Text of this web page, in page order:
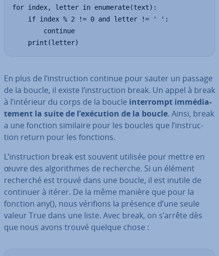
for index, letter in enumerate(text):
    if index % 2 != 0 and letter != ' ':
        continue
    print(letter)
En plus de l’ins­truc­tion continue pour sauter un passage
de la boucle, il existe l’ins­truc­tion break. Un appel à break
à l’intérieur du corps de la boucle in­ter­rompt im­mé­dia­
te­ment la suite de l’exécution de la boucle. Ainsi, break
a une fonction similaire pour les boucles que l’ins­truc­
tion return pour les fonctions.
L’ins­truc­tion break est souvent utilisée pour mettre en
œuvre des al­go­rithmes de recherche. Si un élément
recherché est trouvé dans une boucle, il est inutile de
continuer à itérer. De la même manière que pour la
fonction any(), nous vérifions la présence d’une seule
valeur True dans une liste. Avec break, on s’arrête dès
que nous avons trouvé quelque chose :